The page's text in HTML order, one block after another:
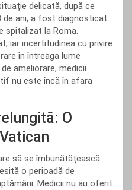
delicată, după ce
de ani, a fost diagnosticat
spitalizat la Roma.
iar incertitudinea cu privire
în întreaga lume
ameliorare, medicii
nu este încă în afara
O
să se îmbunătățească
o perioadă de
Medicii nu au oferit